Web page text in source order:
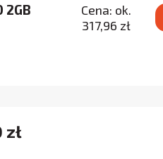
2GB
Cena: ok.
317,96 zł